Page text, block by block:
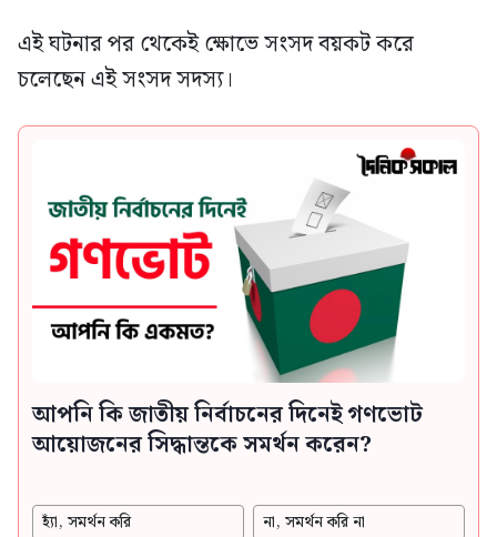
এই ঘটনার পর থেকেই ক্ষোভে সংসদ বয়কট করে
চলেছেন এই সংসদ সদস্য।
আপনি কি জাতীয় নির্বাচনের দিনেই গণভোট
আয়োজনের সিদ্ধান্তকে সমর্থন করেন?
হ্যাঁ, সমর্থন করি না, সমর্থন করি না